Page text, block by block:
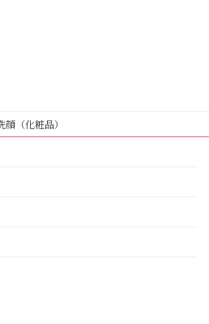
顔（化粧品）